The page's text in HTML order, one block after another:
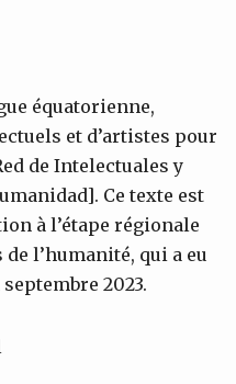
équatorienne,
et d’artistes pour
de Intelectuales y
Ce texte est
à l’étape régionale
l’humanité, qui a eu
2023.